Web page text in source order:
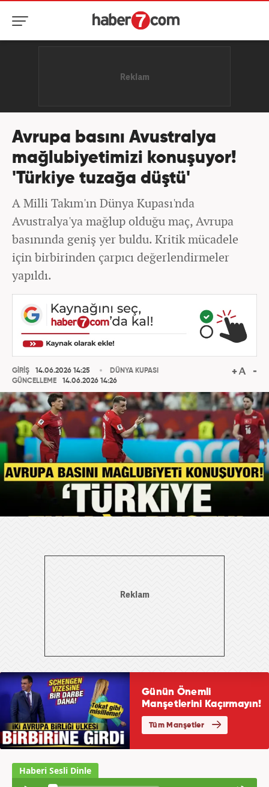
Avrupa basını Avustralya
mağlubiyetimizi konuşuyor!
'Türkiye tuzağa düştü'
A Milli Takım'ın Dünya Kupası'nda
Avustralya'ya mağlup olduğu maç, Avrupa
basınında geniş yer buldu. Kritik mücadele
için birbirinden çarpıcı değerlendirmeler
yapıldı.
GİRİŞ
14.06.2026 14:25
GÜNCELLEME
14.06.2026 14:26
DÜNYA KUPASI